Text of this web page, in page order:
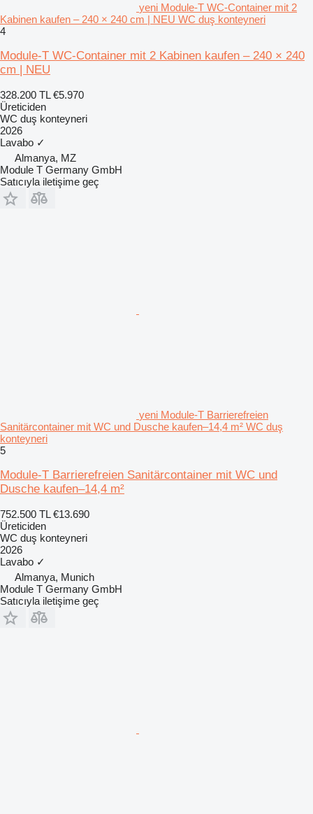
yeni Module-T WC-Container mit 2
Kabinen kaufen – 240 × 240 cm | NEU WC duş konteyneri
4
Module-T WC-Container mit 2 Kabinen kaufen – 240 × 240
cm | NEU
328.200 TL €5.970
Üreticiden
WC duş konteyneri
2026
Lavabo ✓
Almanya, MZ
Module T Germany GmbH
Satıcıyla iletişime geç
yeni Module-T Barrierefreien
Sanitärcontainer mit WC und Dusche kaufen–14,4 m² WC duş
konteyneri
5
Module-T Barrierefreien Sanitärcontainer mit WC und
Dusche kaufen–14,4 m²
752.500 TL €13.690
Üreticiden
WC duş konteyneri
2026
Lavabo ✓
Almanya, Munich
Module T Germany GmbH
Satıcıyla iletişime geç